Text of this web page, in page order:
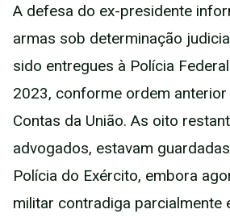
A defesa do ex-presidente
armas sob determinação
sido entregues à Polícia
2023, conforme ordem
Contas da União. As oito
advogados, estavam
Polícia do Exército, embora
militar contradiga parcialmente